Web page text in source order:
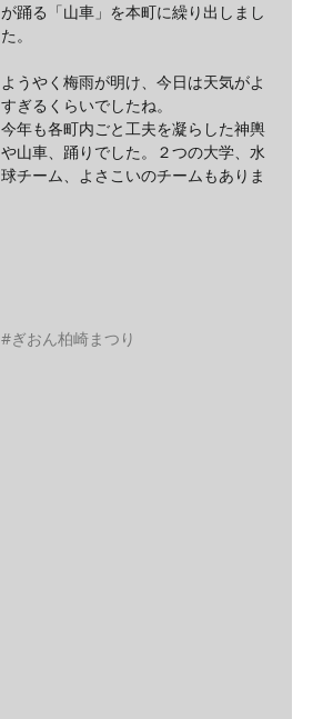
が踊る「山車」を本町に繰り出しまし
た。
ようやく梅雨が明け、今日は天気がよ
すぎるくらいでしたね。
今年も各町内ごと工夫を凝らした神輿
や山車、踊りでした。２つの大学、水
球チーム、よさこいのチームもありま
#ぎおん柏崎まつり